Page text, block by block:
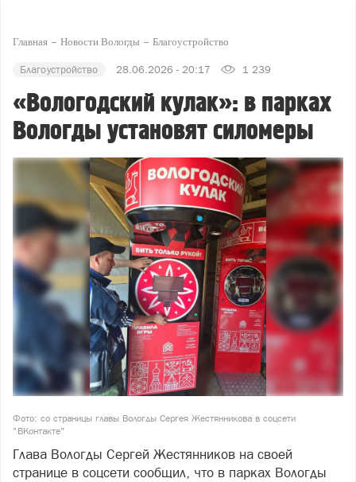
Главная Новости Вологды Благоустройство
Благоустройство 28.06.2026 - 20:17 1 239
«Вологодский кулак»: в парках
Вологды установят силомеры
Фото: со страницы главы Вологды Сергея Жестянникова в соцсети
"ВКонтакте"
Глава Вологды Сергей Жестянников на своей
странице в соцсети сообщил, что в парках Вологды